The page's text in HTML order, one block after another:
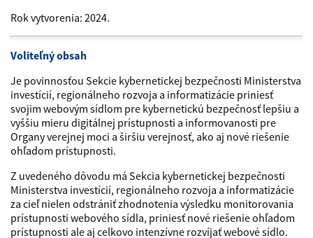
Rok vytvorenia: 2024.
Voliteľný obsah
Je povinnosťou Sekcie kybernetickej bezpečnosti Ministerstva
investícií, regionálneho rozvoja a informatizácie priniesť
svojim webovým sídlom pre kybernetickú bezpečnosť lepšiu a
vyššiu mieru digitálnej prístupnosti a informovanosti pre
Organy verejnej moci a širšiu verejnosť, ako aj nové riešenie
ohľadom prístupnosti.
Z uvedeného dôvodu má Sekcia kybernetickej bezpečnosti
Ministerstva investícií, regionálneho rozvoja a informatizácie
za cieľ nielen odstrániť zhodnotenia výsledku monitorovania
prístupnosti webového sídla, priniesť nové riešenie ohľadom
prístupnosti ale aj celkovo intenzívne rozvíjať webové sídlo.